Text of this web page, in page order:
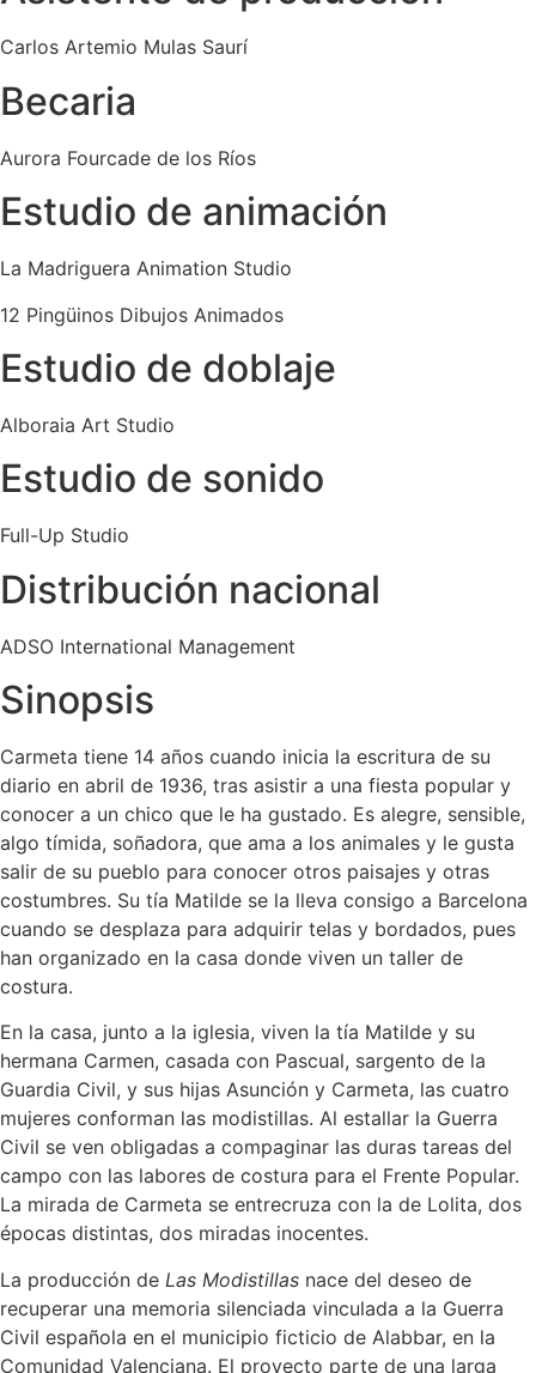
Carlos Artemio Mulas Saurí
Becaria
Aurora Fourcade de los Ríos
Estudio de animación
La Madriguera Animation Studio
12 Pingüinos Dibujos Animados
Estudio de doblaje
Alboraia Art Studio
Estudio de sonido
Full-Up Studio
Distribución nacional
ADSO International Management
Sinopsis
Carmeta tiene 14 años cuando inicia la escritura de su
diario en abril de 1936, tras asistir a una fiesta popular y
conocer a un chico que le ha gustado. Es alegre, sensible,
algo tímida, soñadora, que ama a los animales y le gusta
salir de su pueblo para conocer otros paisajes y otras
costumbres. Su tía Matilde se la lleva consigo a Barcelona
cuando se desplaza para adquirir telas y bordados, pues
han organizado en la casa donde viven un taller de
costura.
En la casa, junto a la iglesia, viven la tía Matilde y su
hermana Carmen, casada con Pascual, sargento de la
Guardia Civil, y sus hijas Asunción y Carmeta, las cuatro
mujeres conforman las modistillas. Al estallar la Guerra
Civil se ven obligadas a compaginar las duras tareas del
campo con las labores de costura para el Frente Popular.
La mirada de Carmeta se entrecruza con la de Lolita, dos
épocas distintas, dos miradas inocentes.
La producción de Las Modistillas nace del deseo de
recuperar una memoria silenciada vinculada a la Guerra
Civil española en el municipio ficticio de Alabbar, en la
Comunidad Valenciana. El proyecto parte de una larga